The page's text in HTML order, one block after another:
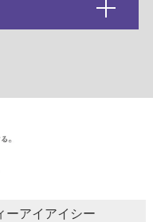
ーアイアイシー